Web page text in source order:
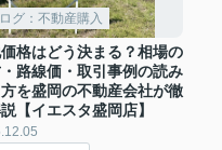
グ：不動産購入
格はどう決まる？相場の
・路線価・取引事例の読み
を盛岡の不動産会社が徹
【イエスタ盛岡店】